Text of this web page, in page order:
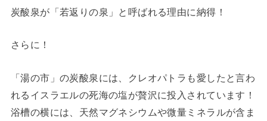
炭酸泉が「若返りの泉」と呼ばれる理由に納得！
さらに！
「湯の市」の炭酸泉には、クレオパトラも愛したと言わ
れるイスラエルの死海の塩が贅沢に投入されています！
浴槽の横には、天然マグネシウムや微量ミネラルが含ま